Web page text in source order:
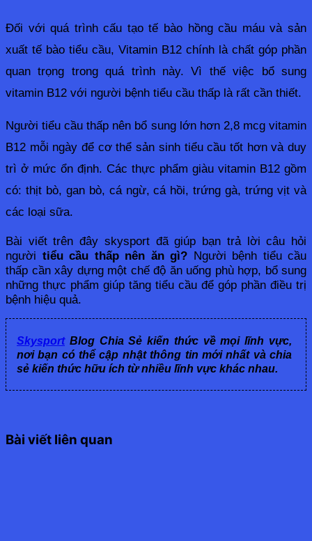
Đối với quá trình cấu tạo tế bào hồng cầu máu và sản
xuất tế bào tiểu cầu, Vitamin B12 chính là chất góp phần
quan trọng trong quá trình này. Vì thế việc bổ sung
vitamin B12 với người bệnh tiểu cầu thấp là rất cần thiết.
Người tiểu cầu thấp nên bổ sung lớn hơn 2,8 mcg vitamin
B12 mỗi ngày để cơ thể sản sinh tiểu cầu tốt hơn và duy
trì ở mức ổn định. Các thực phẩm giàu vitamin B12 gồm
có: thịt bò, gan bò, cá ngừ, cá hồi, trứng gà, trứng vịt và
các loại sữa.
Bài viết trên đây skysport đã giúp bạn trả lời câu hỏi
người tiểu cầu thấp nên ăn gì? Người bệnh tiểu cầu
thấp cần xây dựng một chế độ ăn uống phù hợp, bổ sung
những thực phẩm giúp tăng tiểu cầu để góp phần điều trị
bệnh hiệu quả.
SkysportBlog Chia Sẻ kiến thức về mọi lĩnh vực,
nơi bạn có thể cập nhật thông tin mới nhất và chia
sẻ kiến thức hữu ích từ nhiều lĩnh vực khác nhau.
Bài viết liên quan